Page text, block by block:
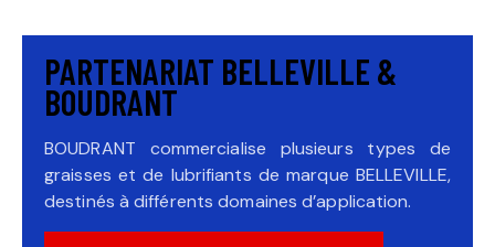
PARTENARIAT BELLEVILLE &
BOUDRANT
BOUDRANT commercialise plusieurs types de
graisses et de lubrifiants de marque BELLEVILLE,
destinés à différents domaines d’application.